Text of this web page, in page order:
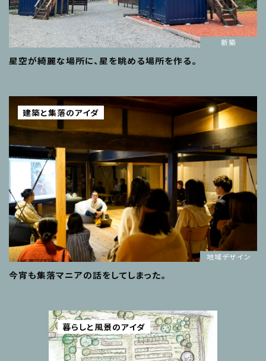
新築
星空が綺麗な場所に、星を眺める場所を作る。
建築と集落のアイダ
地域デザイン
今宵も集落マニアの話をしてしまった。
暮らしと風景のアイダ